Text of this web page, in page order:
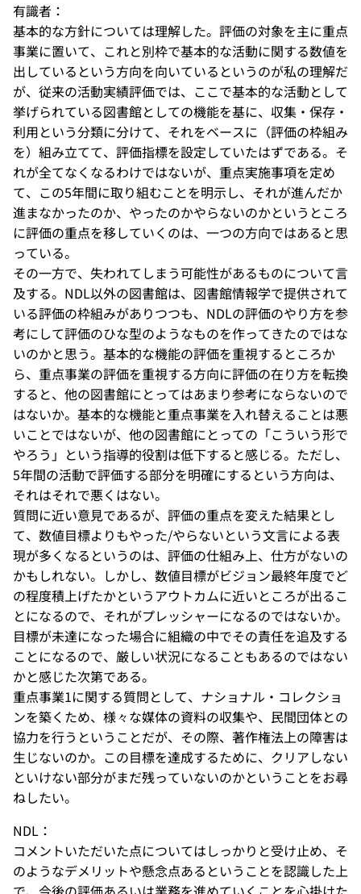
有識者：
基本的な方針については理解した。評価の対象を主に重点
事業に置いて、これと別枠で基本的な活動に関する数値を
出しているという方向を向いているというのが私の理解だ
が、従来の活動実績評価では、ここで基本的な活動として
挙げられている図書館としての機能を基に、収集・保存・
利用という分類に分けて、それをベースに（評価の枠組み
を）組み立てて、評価指標を設定していたはずである。そ
れが全てなくなるわけではないが、重点実施事項を定め
て、この5年間に取り組むことを明示し、それが進んだか
進まなかったのか、やったのかやらないのかというところ
に評価の重点を移していくのは、一つの方向ではあると思
っている。
その一方で、失われてしまう可能性があるものについて言
及する。NDL以外の図書館は、図書館情報学で提供されて
いる評価の枠組みがありつつも、NDLの評価のやり方を参
考にして評価のひな型のようなものを作ってきたのではな
いのかと思う。基本的な機能の評価を重視するところか
ら、重点事業の評価を重視する方向に評価の在り方を転換
すると、他の図書館にとってはあまり参考にならないので
はないか。基本的な機能と重点事業を入れ替えることは悪
いことではないが、他の図書館にとっての「こういう形で
やろう」という指導的役割は低下すると感じる。ただし、
5年間の活動で評価する部分を明確にするという方向は、
それはそれで悪くはない。
質問に近い意見であるが、評価の重点を変えた結果とし
て、数値目標よりもやった/やらないという文言による表
現が多くなるというのは、評価の仕組み上、仕方がないの
かもしれない。しかし、数値目標がビジョン最終年度でど
の程度積上げたかというアウトカムに近いところが出るこ
とになるので、それがプレッシャーになるのではないか。
目標が未達になった場合に組織の中でその責任を追及する
ことになるので、厳しい状況になることもあるのではない
かと感じた次第である。
重点事業1に関する質問として、ナショナル・コレクショ
ンを築くため、様々な媒体の資料の収集や、民間団体との
協力を行うということだが、その際、著作権法上の障害は
生じないのか。この目標を達成するために、クリアしない
といけない部分がまだ残っていないのかということをお尋
ねしたい。
NDL：
コメントいただいた点についてはしっかりと受け止め、そ
のようなデメリットや懸念点あるということを認識した上